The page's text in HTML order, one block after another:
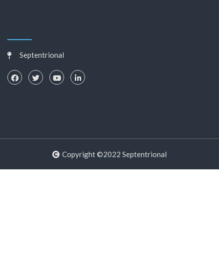
Septentrional
Copyright ©2022 Septentrional